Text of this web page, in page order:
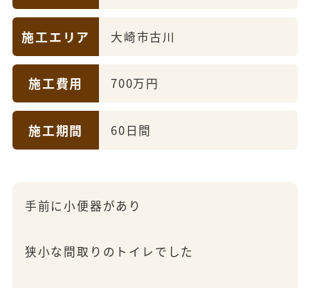
施工エリア 大崎市古川
施工費用 700万円
施工期間 60日間
手前に小便器があり
狭小な間取りのトイレでした